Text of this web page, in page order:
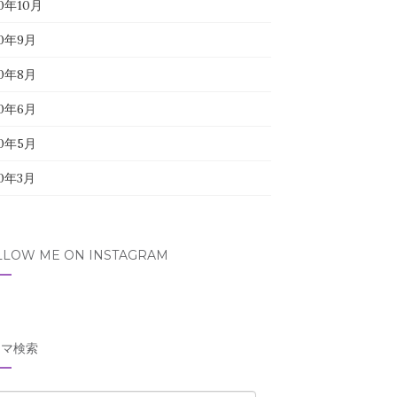
10月
9月
8月
6月
5月
3月
ME ON INSTAGRAM
検索